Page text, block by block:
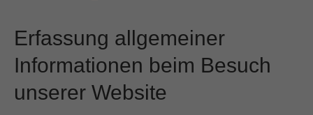
Erfassung allgemeiner
Informationen beim Besuch
unserer Website